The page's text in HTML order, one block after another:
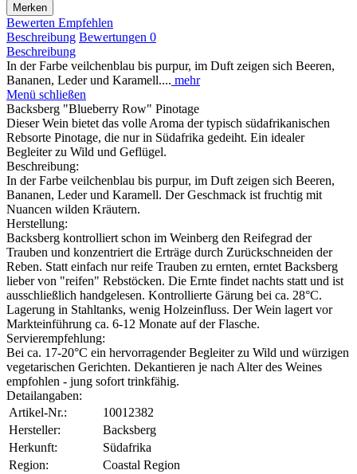
Merken
Bewerten Empfehlen
Beschreibung Bewertungen 0
Beschreibung
In der Farbe veilchenblau bis purpur, im Duft zeigen sich Beeren,
Bananen, Leder und Karamell.... mehr
Menü schließen
Backsberg "Blueberry Row" Pinotage
Dieser Wein bietet das volle Aroma der typisch südafrikanischen
Rebsorte Pinotage, die nur in Südafrika gedeiht. Ein idealer
Begleiter zu Wild und Geflügel.
Beschreibung:
In der Farbe veilchenblau bis purpur, im Duft zeigen sich Beeren,
Bananen, Leder und Karamell. Der Geschmack ist fruchtig mit
Nuancen wilden Kräutern.
Herstellung:
Backsberg kontrolliert schon im Weinberg den Reifegrad der
Trauben und konzentriert die Erträge durch Zurückschneiden der
Reben. Statt einfach nur reife Trauben zu ernten, erntet Backsberg
lieber von "reifen" Rebstöcken. Die Ernte findet nachts statt und ist
ausschließlich handgelesen. Kontrollierte Gärung bei ca. 28°C.
Lagerung in Stahltanks, wenig Holzeinfluss. Der Wein lagert vor
Markteinführung ca. 6-12 Monate auf der Flasche.
Servierempfehlung:
Bei ca. 17-20°C ein hervorragender Begleiter zu Wild und würzigen
vegetarischen Gerichten. Dekantieren je nach Alter des Weines
empfohlen - jung sofort trinkfähig.
Detailangaben:
Artikel-Nr.:
10012382
Hersteller:
Backsberg
Herkunft:
Südafrika
Region:
Coastal Region